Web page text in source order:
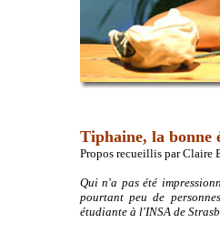
Tiphaine, la bonne
Propos recueillis par Claire
Qui n'a pas été
pourtant peu de
étudiante à l'INSA de